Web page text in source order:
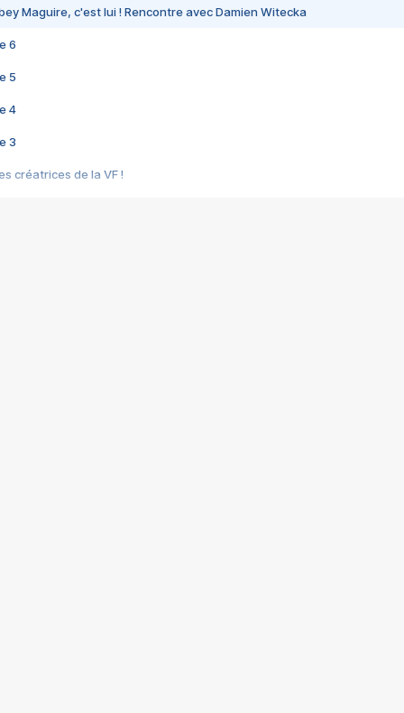
Maguire, c'est lui ! Rencontre avec Damien Witecka
6
5
4
3
créatrices de la VF !